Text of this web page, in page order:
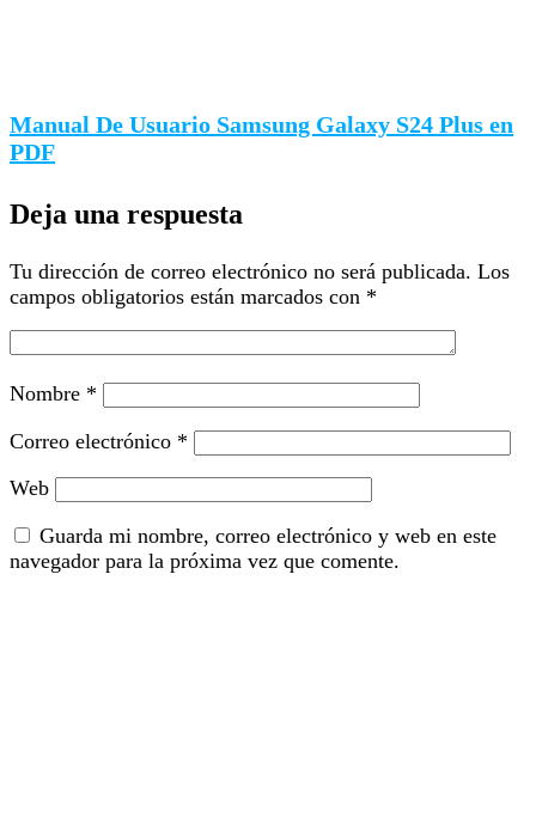
Manual De Usuario Samsung Galaxy S24 Plus en
PDF
Deja una respuesta
Tu dirección de correo electrónico no será publicada. Los
campos obligatorios están marcados con *
Nombre *
Correo electrónico *
Web
Guarda mi nombre, correo electrónico y web en este
navegador para la próxima vez que comente.